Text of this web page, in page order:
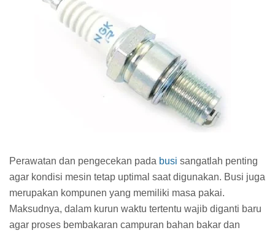
Perawatan dan pengecekan pada busi sangatlah penting
agar kondisi mesin tetap uptimal saat digunakan. Busi juga
merupakan kompunen yang memiliki masa pakai.
Maksudnya, dalam kurun waktu tertentu wajib diganti baru
agar proses bembakaran campuran bahan bakar dan